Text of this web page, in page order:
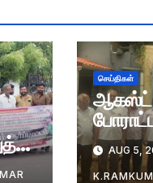
செய்திகள்
ஆகஸ்ட்
AUG 5,